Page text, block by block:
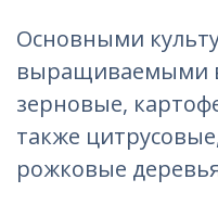
Основными
выращиваемыми
зерновые,
также
рожковые